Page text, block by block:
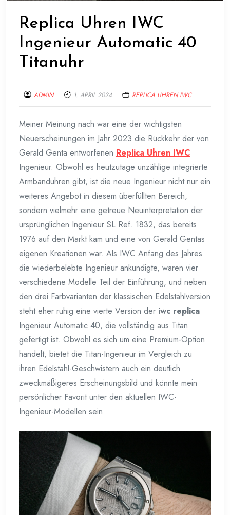
Replica Uhren IWC
Ingenieur Automatic 40
Titanuhr
ADMIN 1. APRIL 2024 REPLICA UHREN IWC
Meiner Meinung nach war eine der wichtigsten
Neuerscheinungen im Jahr 2023 die Rückkehr der von
Gerald Genta entworfenen Replica Uhren IWC
Ingenieur. Obwohl es heutzutage unzählige integrierte
Armbanduhren gibt, ist die neue Ingenieur nicht nur ein
weiteres Angebot in diesem überfüllten Bereich,
sondern vielmehr eine getreue Neuinterpretation der
ursprünglichen Ingenieur SL Ref. 1832, das bereits
1976 auf den Markt kam und eine von Gerald Gentas
eigenen Kreationen war. Als IWC Anfang des Jahres
die wiederbelebte Ingenieur ankündigte, waren vier
verschiedene Modelle Teil der Einführung, und neben
den drei Farbvarianten der klassischen Edelstahlversion
steht eher ruhig eine vierte Version der iwc replica
Ingenieur Automatic 40, die vollständig aus Titan
gefertigt ist. Obwohl es sich um eine Premium-Option
handelt, bietet die Titan-Ingenieur im Vergleich zu
ihren Edelstahl-Geschwistern auch ein deutlich
zweckmäßigeres Erscheinungsbild und könnte mein
persönlicher Favorit unter den aktuellen IWC-
Ingenieur-Modellen sein.